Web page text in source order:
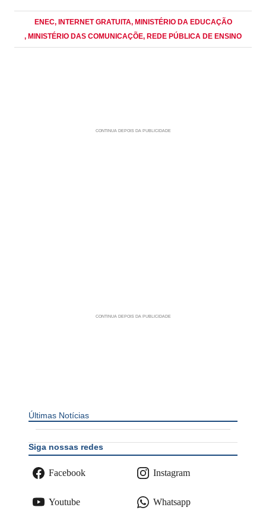
ENEC, INTERNET GRATUITA, MINISTÉRIO DA EDUCAÇÃO
, MINISTÉRIO DAS COMUNICAÇÕE, REDE PÚBLICA DE ENSINO
Últimas Notícias
Siga nossas redes
Facebook Instagram
Youtube Whatsapp